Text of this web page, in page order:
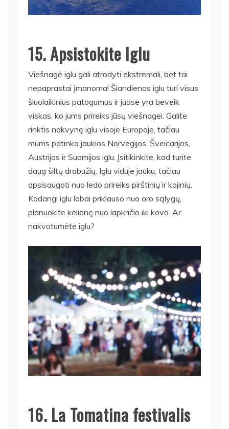
15. Apsistokite Iglu
Viešnagė iglu gali atrodyti ekstremali, bet tai
nepaprastai įmanoma! Šiandienos iglu turi visus
šiuolaikinius patogumus ir juose yra beveik
viskas, ko jums prireiks jūsų viešnagei. Galite
rinktis nakvynę iglu visoje Europoje, tačiau
mums patinka jaukios Norvegijos, Šveicarijos,
Austrijos ir Suomijos iglu. Įsitikinkite, kad turite
daug šiltų drabužių. Iglu viduje jauku, tačiau
apsisaugoti nuo ledo prireiks pirštinių ir kojinių.
Kadangi iglu labai priklauso nuo oro sąlygų,
planuokite kelionę nuo lapkričio iki kovo. Ar
nakvotumėte iglu?
16. La Tomatina festivalis